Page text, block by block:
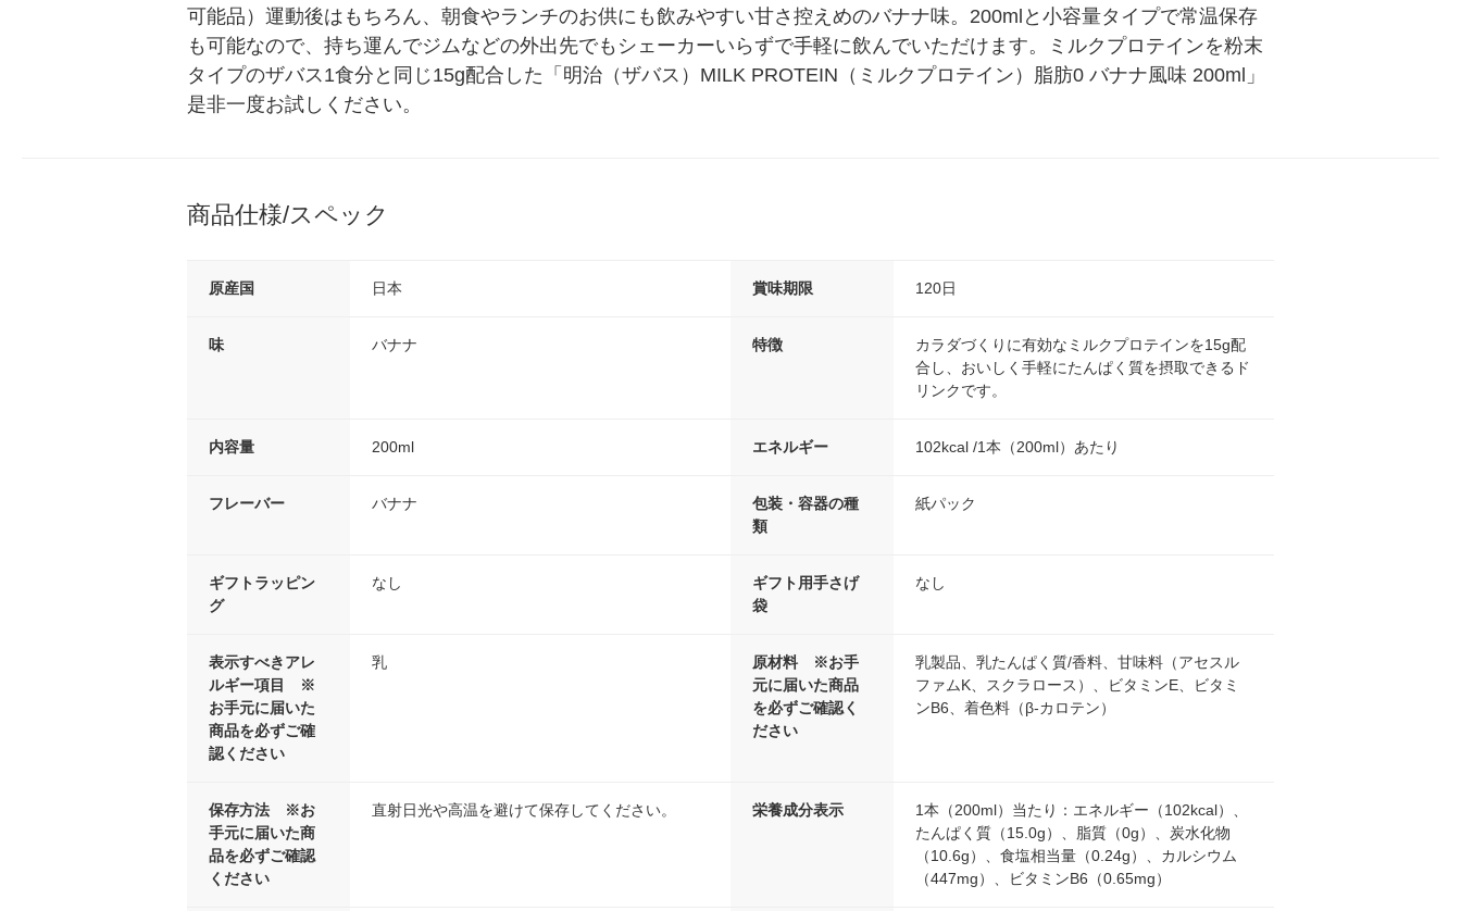
可能品）運動後はもちろん、朝食やランチのお供にも飲みやすい甘さ控えめのバナナ味。200mlと小容量タイプで常温保存
も可能なので、持ち運んでジムなどの外出先でもシェーカーいらずで手軽に飲んでいただけます。ミルクプロテインを粉末
タイプのザバス1食分と同じ15g配合した「明治（ザバス）MILK PROTEIN（ミルクプロテイン）脂肪0 バナナ風味 200ml」
是非一度お試しください。
商品仕様/スペック
原産国 日本 賞味期限 120日
味 バナナ 特徴
カラダづくりに有効なミルクプロテインを15g配
合し、おいしく手軽にたんぱく質を摂取できるド
リンクです。
内容量 200ml エネルギー 102kcal /1本（200ml）あたり
フレーバー バナナ
包装・容器の種
類
紙パック
ギフトラッピン
グ
なし
ギフト用手さげ
袋
なし
表示すべきアレ
ルギー項目 ※
お手元に届いた
商品を必ずご確
認ください
乳
原材料 ※お手
元に届いた商品
を必ずご確認く
ださい
乳製品、乳たんぱく質/香料、甘味料（アセスル
ファムK、スクラロース）、ビタミンE、ビタミ
ンB6、着色料（β-カロテン）
保存方法 ※お
手元に届いた商
品を必ずご確認
ください
直射日光や高温を避けて保存してください。 栄養成分表示
1本（200ml）当たり：エネルギー（102kcal）、
たんぱく質（15.0g）、脂質（0g）、炭水化物
（10.6g）、食塩相当量（0.24g）、カルシウム
（447mg）、ビタミンB6（0.65mg）